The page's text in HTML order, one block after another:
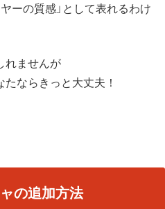
ヤーの質感」として表れるわけ
れませんが
ならきっと大丈夫！
の追加方法